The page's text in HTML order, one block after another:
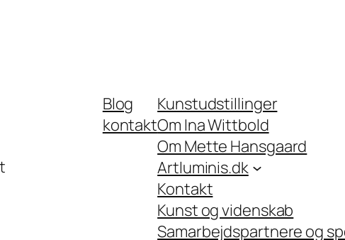
Blog
kontakt
Kunstudstillinger
Om Ina Wittbold
Om Mette Hansgaard
Artluminis.dk
Kontakt
Kunst og videnskab
Samarbejdspartnere og